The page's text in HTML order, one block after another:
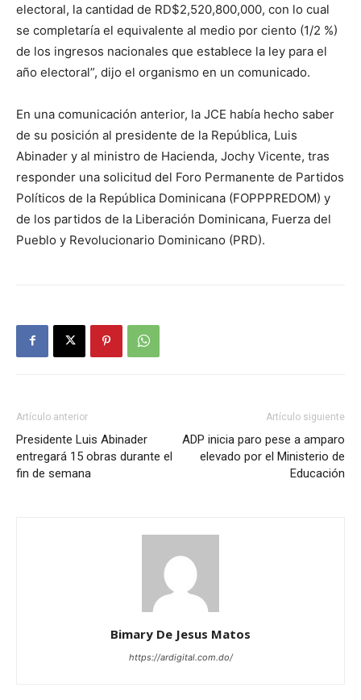
electoral, la cantidad de RD$2,520,800,000, con lo cual
se completaría el equivalente al medio por ciento (1/2 %)
de los ingresos nacionales que establece la ley para el
año electoral”, dijo el organismo en un comunicado.
En una comunicación anterior, la JCE había hecho saber
de su posición al presidente de la República, Luis
Abinader y al ministro de Hacienda, Jochy Vicente, tras
responder una solicitud del Foro Permanente de Partidos
Políticos de la República Dominicana (FOPPPREDOM) y
de los partidos de la Liberación Dominicana, Fuerza del
Pueblo y Revolucionario Dominicano (PRD).
Artículo anterior
Presidente Luis Abinader
entregará 15 obras durante el
fin de semana
Artículo siguiente
ADP inicia paro pese a amparo
elevado por el Ministerio de
Educación
Bimary De Jesus Matos
https://ardigital.com.do/